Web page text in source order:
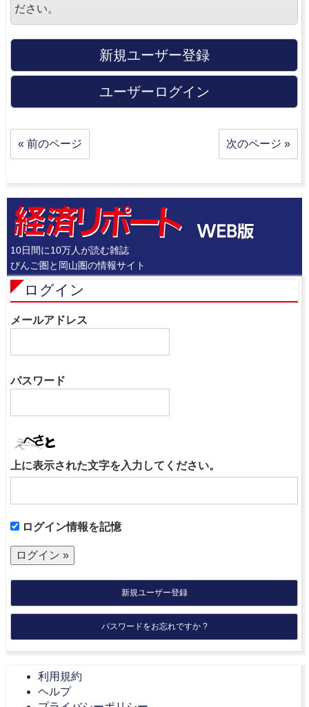
ださい。
新規ユーザー登録
ユーザーログイン
« 前のページ 次のページ »
10日間に10万人が読む雑誌
びんご圏と岡山圏の情報サイト
ログイン
メールアドレス
パスワード
上に表示された文字を入力してください。
ログイン情報を記憶
新規ユーザー登録
パスワードをお忘れですか ?
利用規約
ヘルプ